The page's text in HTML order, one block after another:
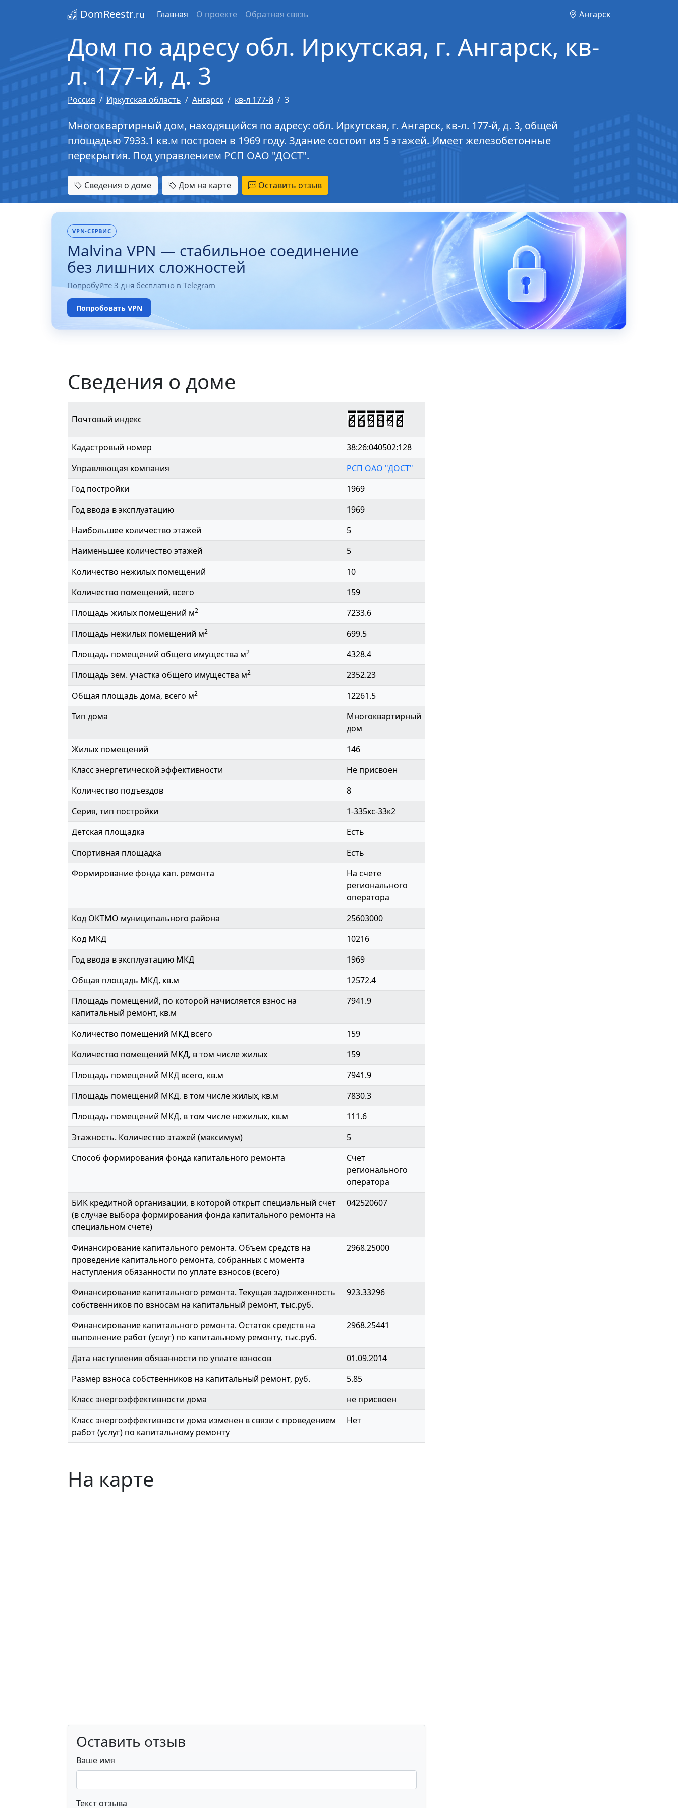
DomReestr.ru Главная О проекте Обратная связь Ангарск
Дом по адресу обл. Иркутская, г. Ангарск, кв-
л. 177-й, д. 3
Россия Иркутская область Ангарск кв-л 177-й 3
Многоквартирный дом, находящийся по адресу: обл. Иркутская, г. Ангарск, кв-л. 177-й, д. 3, общей
площадью 7933.1 кв.м построен в 1969 году. Здание состоит из 5 этажей. Имеет железобетонные
перекрытия. Под управлением РСП ОАО "ДОСТ".
Сведения о доме Дом на карте Оставить отзыв
VPN-СЕРВИС
Malvina VPN — стабильное соединение
без лишних сложностей
Попробуйте 3 дня бесплатно в Telegram
Попробовать VPN
Сведения о доме
Почтовый индекс 665816
Кадастровый номер
38:26:040502:128
Управляющая компания
РСП ОАО "ДОСТ"
Год постройки
1969
Год ввода в эксплуатацию
1969
Наибольшее количество этажей
5
Наименьшее количество этажей
5
Количество нежилых помещений
10
Количество помещений, всего
159
Площадь жилых помещений м2
7233.6
Площадь нежилых помещений м2
699.5
Площадь помещений общего имущества м2
4328.4
Площадь зем. участка общего имущества м2
2352.23
Общая площадь дома, всего м2
12261.5
Тип дома
Многоквартирный
дом
Жилых помещений
146
Класс энергетической эффективности
Не присвоен
Количество подъездов
8
Серия, тип постройки
1-335кс-33к2
Детская площадка
Есть
Спортивная площадка
Есть
Формирование фонда кап. ремонта
На счете
регионального
оператора
Код ОКТМО муниципального района
25603000
Код МКД
10216
Год ввода в эксплуатацию МКД
1969
Общая площадь МКД, кв.м
12572.4
Площадь помещений, по которой начисляется взнос на
капитальный ремонт, кв.м
7941.9
Количество помещений МКД всего
159
Количество помещений МКД, в том числе жилых
159
Площадь помещений МКД всего, кв.м
7941.9
Площадь помещений МКД, в том числе жилых, кв.м
7830.3
Площадь помещений МКД, в том числе нежилых, кв.м
111.6
Этажность. Количество этажей (максимум)
5
Способ формирования фонда капитального ремонта
Счет
регионального
оператора
БИК кредитной организации, в которой открыт специальный счет
(в случае выбора формирования фонда капитального ремонта на
специальном счете)
042520607
Финансирование капитального ремонта. Объем средств на
проведение капитального ремонта, собранных с момента
наступления обязанности по уплате взносов (всего)
2968.25000
Финансирование капитального ремонта. Текущая задолженность
собственников по взносам на капитальный ремонт, тыс.руб.
923.33296
Финансирование капитального ремонта. Остаток средств на
выполнение работ (услуг) по капитальному ремонту, тыс.руб.
2968.25441
Дата наступления обязанности по уплате взносов
01.09.2014
Размер взноса собственников на капитальный ремонт, руб.
5.85
Класс энергоэффективности дома
не присвоен
Класс энергоэффективности дома изменен в связи с проведением
работ (услуг) по капитальному ремонту
Нет
На карте
Оставить отзыв
Ваше имя
Текст отзыва